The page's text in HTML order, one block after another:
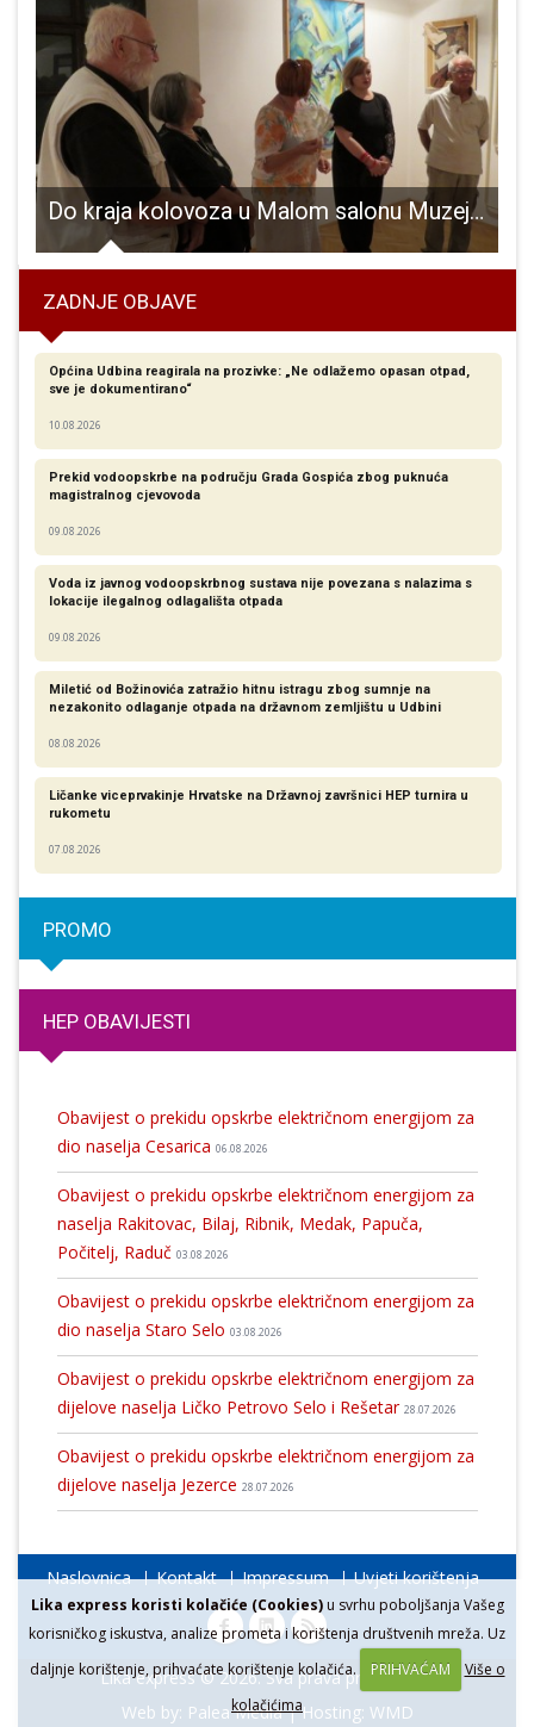
Lika express koristi kolačiće (Cookies)u svrhu poboljšanja Vašeg
korisničkog iskustva, analize prometa i korištenja društvenih mreža. Uz
daljnje korištenje, prihvaćate korištenje kolačića.
PRIHVAĆAM
Više o
kolačićima
Do kraja kolovoza u Malom salonu Muzeja Like postavljena zanimljiva izložba “Bugarska i Hrvatska-mistika umjetnosti”
ZADNJE OBJAVE
Općina Udbina reagirala na prozivke: „Ne odlažemo opasan otpad,
sve je dokumentirano“
10.08.2026
Prekid vodoopskrbe na području Grada Gospića zbog puknuća
magistralnog cjevovoda
09.08.2026
Voda iz javnog vodoopskrbnog sustava nije povezana s nalazima s
lokacije ilegalnog odlagališta otpada
09.08.2026
Miletić od Božinovića zatražio hitnu istragu zbog sumnje na
nezakonito odlaganje otpada na državnom zemljištu u Udbini
08.08.2026
Ličanke viceprvakinje Hrvatske na Državnoj završnici HEP turnira u
rukometu
07.08.2026
PROMO
HEP OBAVIJESTI
Obavijest o prekidu opskrbe električnom energijom za
dio naselja Cesarica 06.08.2026
Obavijest o prekidu opskrbe električnom energijom za
naselja Rakitovac, Bilaj, Ribnik, Medak, Papuča,
Počitelj, Raduč 03.08.2026
Obavijest o prekidu opskrbe električnom energijom za
dio naselja Staro Selo 03.08.2026
Obavijest o prekidu opskrbe električnom energijom za
dijelove naselja Ličko Petrovo Selo i Rešetar 28.07.2026
Obavijest o prekidu opskrbe električnom energijom za
dijelove naselja Jezerce 28.07.2026
Naslovnica Kontakt Impressum Uvjeti korištenja
Lika express © 2026. Sva prava pridržana.
Web by: Palea Media| Hosting: WMD